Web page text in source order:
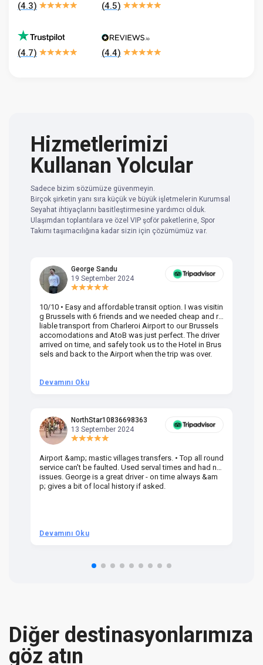
(4.3) (4.5)
(4.7) (4.4)
Hizmetlerimizi
Kullanan Yolcular
Sadece bizim sözümüze güvenmeyin.
Birçok şirketin yanı sıra küçük ve büyük işletmelerin Kurumsal
Seyahat ihtiyaçlarını basitleştirmesine yardımcı olduk.
Ulaşımdan toplantılara ve özel VIP şoför paketlerine, Spor
Takımı taşımacılığına kadar sizin için çözümümüz var.
George Sandu
19 September 2024
10/10 • Easy and affordable transit option. I was visitin
g Brussels with 6 friends and we needed cheap and re
liable transport from Charleroi Airport to our Brussels
accomodations and AtoB was just perfect. The driver
arrived on time, and safely took us to the Hotel in Brus
sels and back to the Airport when the trip was over.
Devamını Oku
NorthStar10836698363
13 September 2024
Airport &amp; mastic villages transfers. • Top all round
service can't be faulted. Used serval times and had no
issues. George is a great driver - on time always &am
p; gives a bit of local history if asked.
Devamını Oku
Diğer destinasyonlarımıza
göz atın